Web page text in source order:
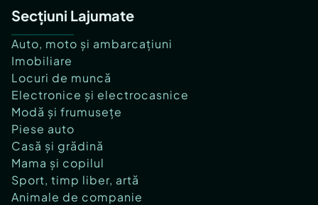
Secțiuni Lajumate
Auto, moto și ambarcațiuni
Imobiliare
Locuri de muncă
Electronice și electrocasnice
Modă și frumusețe
Piese auto
Casă și grădină
Mama și copilul
Sport, timp liber, artă
Animale de companie